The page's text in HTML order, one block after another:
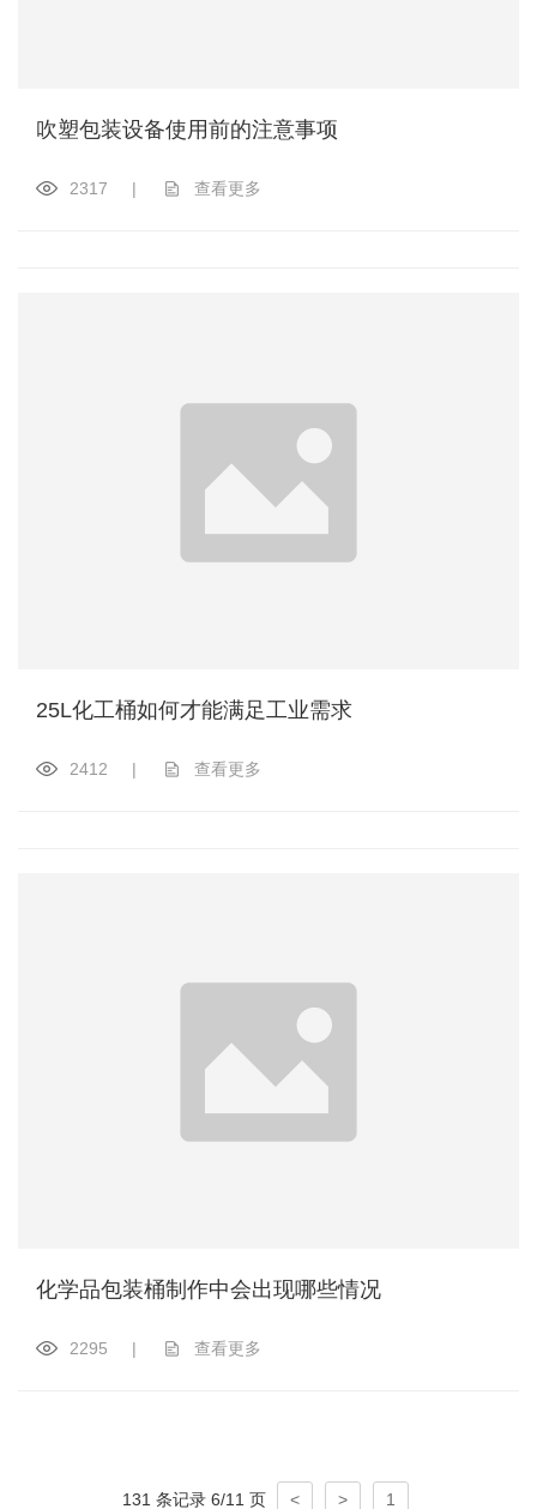
吹塑包装设备使用前的注意事项
2317 | 查看更多
25L化工桶如何才能满足工业需求
2412 | 查看更多
化学品包装桶制作中会出现哪些情况
2295 | 查看更多
131 条记录 6/11 页 < > 1